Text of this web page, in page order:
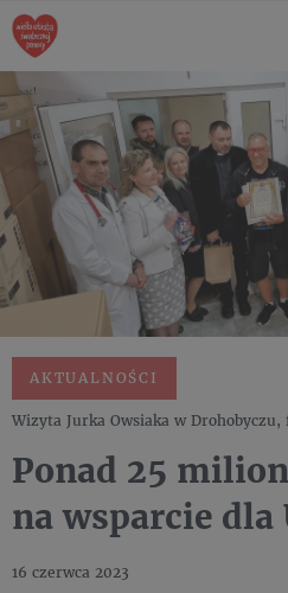
AKTUALNOŚCI
Wizyta Jurka Owsiaka w Drohobyczu,
Ponad 25
na wsparcie
16 czerwca 2023